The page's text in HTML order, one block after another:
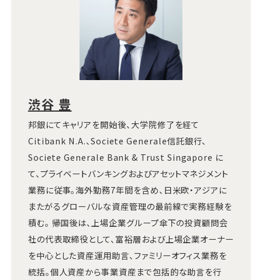
渋谷 豊
邦銀にてキャリアを開始後、大学院修了を経て
Citibank N.A.、Societe Generale信託銀行、
Societe Generale Bank & Trust Singapore に
て、プライベートバンキングおよびアセットマネジメント
業務に従事。海外勤務7年間を含め、日米欧・アジアに
またがるグローバルな資産管理の最前線で実務経験を
積む。 帰国後は、上場企業グループ傘下の投資顧問会
社の代表取締役として、富裕層および上場企業オーナー
を中心とした資産運用助言、ファミリーオフィス業務を
統括。個人資産から事業資産まで包括的な助言を行